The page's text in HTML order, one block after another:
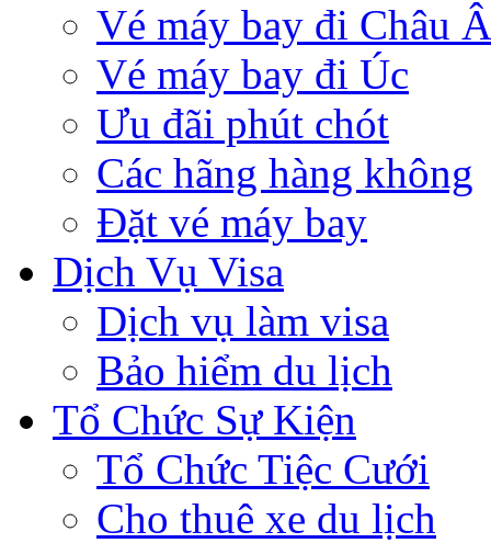
Vé máy bay đi Châu
Vé máy bay đi Úc
Ưu đãi phút chót
Các hãng hàng không
Đặt vé máy bay
Dịch Vụ Visa
Dịch vụ làm visa
Bảo hiểm du lịch
Tổ Chức Sự Kiện
Tổ Chức Tiệc Cưới
Cho thuê xe du lịch